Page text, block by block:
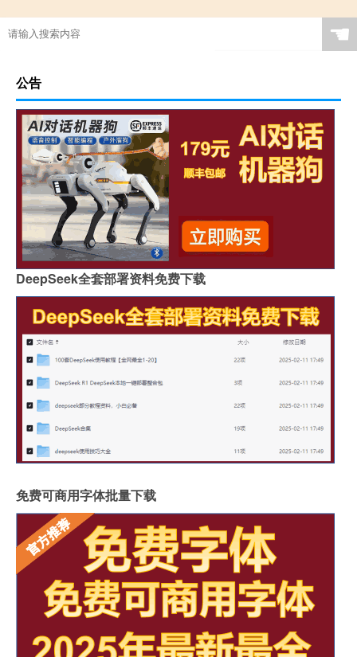
☚
公告
DeepSeek全套部署资料免费下载
免费可商用字体批量下载